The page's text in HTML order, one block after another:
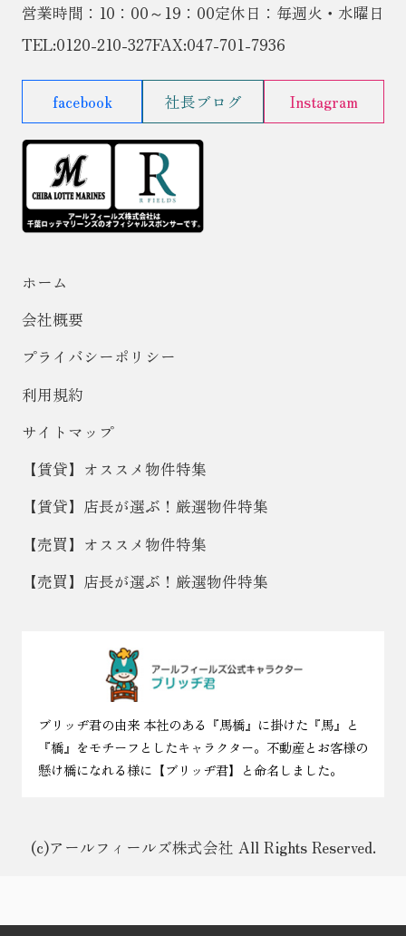
営業時間：10：00～19：00定休日：毎週火・水曜日
TEL:0120-210-327FAX:047-701-7936
facebook 社長ブログ Instagram
ホーム
会社概要
プライバシーポリシー
利用規約
サイトマップ
【賃貸】オススメ物件特集
【賃貸】店長が選ぶ！厳選物件特集
【売買】オススメ物件特集
【売買】店長が選ぶ！厳選物件特集
ブリッヂ君の由来 本社のある『馬橋』に掛けた『馬』と
『橋』をモチーフとしたキャラクター。不動産とお客様の
懸け橋になれる様に【ブリッヂ君】と命名しました。
(c)アールフィールズ株式会社 All Rights Reserved.